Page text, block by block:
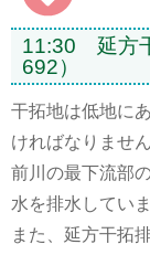
11:30 延方
692）
干拓地は低地に
ければなりません
前川の最下流部
水を排水していま
また、延方干拓